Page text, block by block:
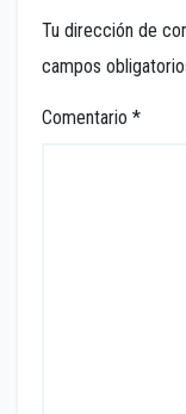
Tu dirección de
campos
Comentario *